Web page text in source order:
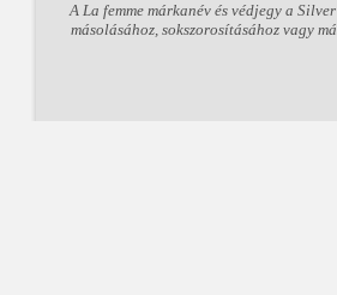
A La femme márkanév és védjegy a
másolásához, sokszorosításához vagy